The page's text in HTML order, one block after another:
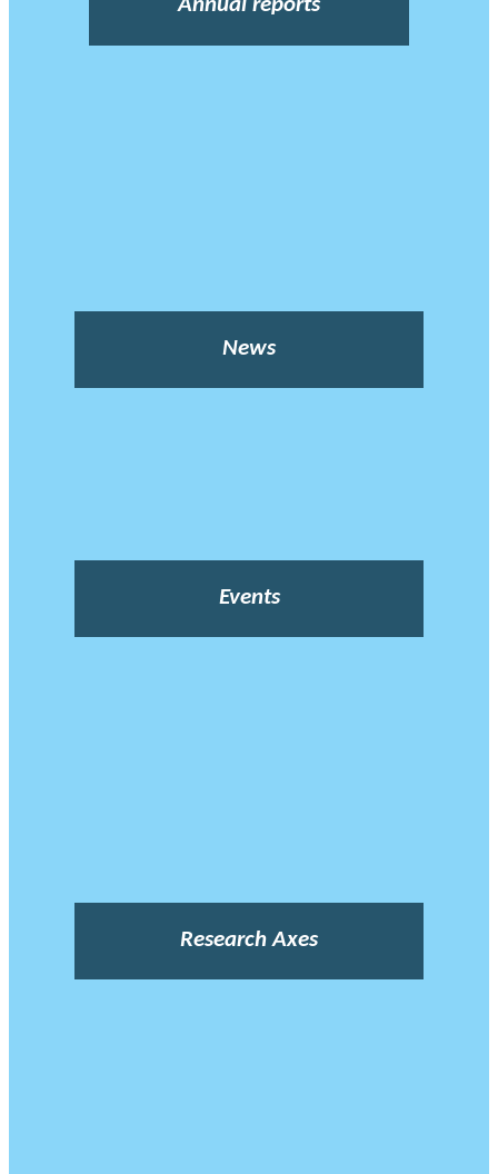
Annual reports
News
Events
Research Axes